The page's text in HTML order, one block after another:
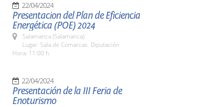
22/04/2024
Presentacion del Plan de Eficiencia
Energética (POE) 2024
Salamanca (Salamanca)
Lugar: Sala de Comarcas. Diputación
Hora: 11:00 h.
22/04/2024
Presentación de la III Feria de
Enoturismo